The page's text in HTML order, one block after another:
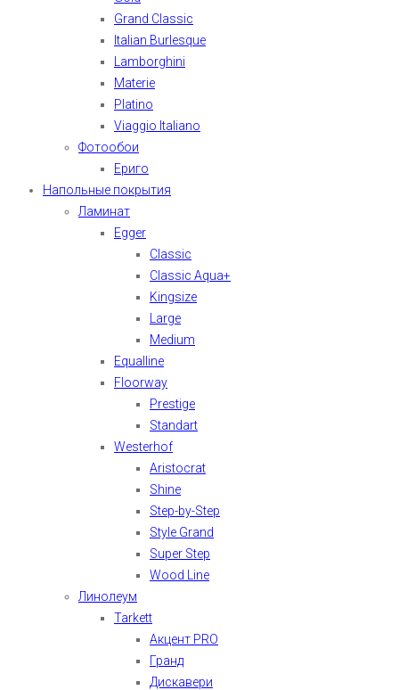
Grand Classic
Italian Burlesque
Lamborghini
Materie
Platino
Viaggio Italiano
Фотообои
Ериго
Напольные покрытия
Ламинат
Egger
Classic
Classic Aqua+
Kingsize
Large
Medium
Equalline
Floorway
Prestige
Standart
Westerhof
Aristocrat
Shine
Step-by-Step
Style Grand
Super Step
Wood Line
Линолеум
Tarkett
Акцент PRO
Гранд
Дискавери